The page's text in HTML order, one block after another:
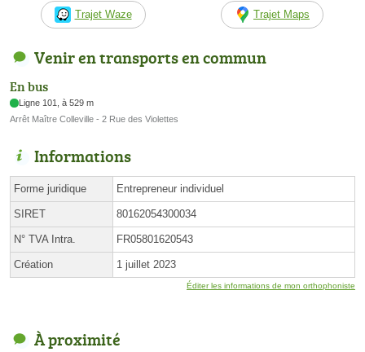
Trajet Waze Trajet Maps
Venir en transports en commun
En bus
Ligne 101, à 529 m
Arrêt Maître Colleville - 2 Rue des Violettes
Informations
Forme juridique Entrepreneur individuel
SIRET 80162054300034
N° TVA Intra. FR05801620543
Création 1 juillet 2023
Éditer les informations de mon orthophoniste
À proximité